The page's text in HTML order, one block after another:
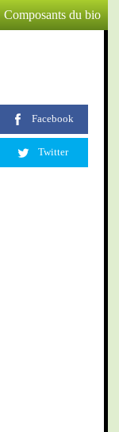
Composants du bio
Facebook
Twitter